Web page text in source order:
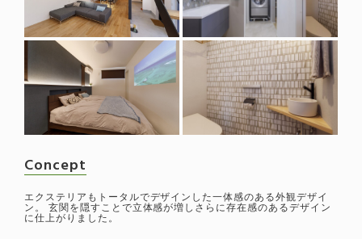
Concept
エクステリアもトータルでデザインした一体感のある外観デザイ
ン。 玄関を隠すことで立体感が増しさらに存在感のあるデザイン
に仕上がりました。